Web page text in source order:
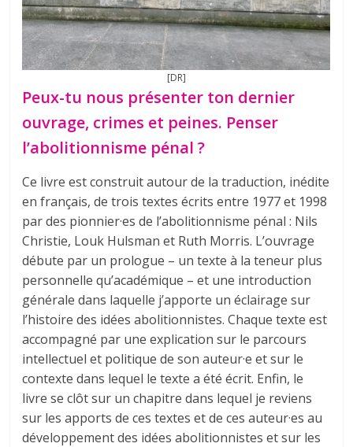
[DR]
Peux-tu nous présenter ton dernier
ouvrage, crimes et peines. Penser
l’abolitionnisme pénal ?
Ce livre est construit autour de la traduction, inédite
en français, de trois textes écrits entre 1977 et 1998
par des pionnier·es de l’abolitionnisme pénal : Nils
Christie, Louk Hulsman et Ruth Morris. L’ouvrage
débute par un prologue – un texte à la teneur plus
personnelle qu’académique – et une introduction
générale dans laquelle j’apporte un éclairage sur
l’histoire des idées abolitionnistes. Chaque texte est
accompagné par une explication sur le parcours
intellectuel et politique de son auteur·e et sur le
contexte dans lequel le texte a été écrit. Enfin, le
livre se clôt sur un chapitre dans lequel je reviens
sur les apports de ces textes et de ces auteur·es au
développement des idées abolitionnistes et sur les